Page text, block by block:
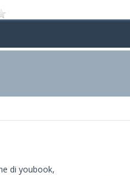
di youbook,